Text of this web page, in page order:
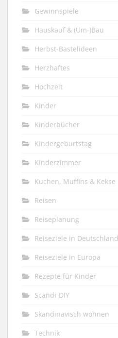
Gewinnspiele
Hauskauf & (Um-)Bau
Herbst-Bastelideen
Herzhaftes
Hochzeit
Kinder
Kinderbücher
Kindergeburtstag
Kinderzimmer
Kuchen, Muffins & Kekse
Reisen
Reiseplanung
Reiseziele in Deutschland
Reiseziele in Europa
Rezepte für Kinder
Scandi-DIY
Skandinavisch wohnen
Technik